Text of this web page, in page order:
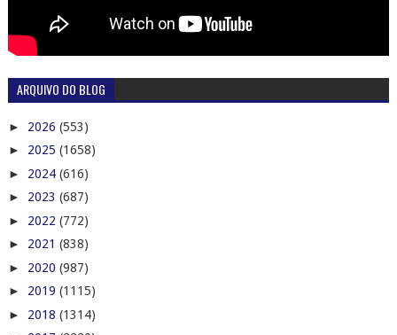
ARQUIVO DO BLOG
► 2026 (553)
► 2025 (1658)
► 2024 (616)
► 2023 (687)
► 2022 (772)
► 2021 (838)
► 2020 (987)
► 2019 (1115)
► 2018 (1314)